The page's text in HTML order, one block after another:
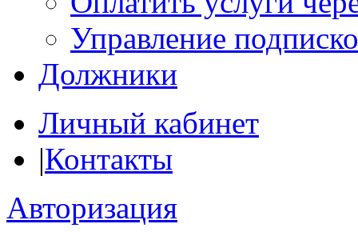
Управление
Должники
Личный кабинет
|Контакты
Авторизация